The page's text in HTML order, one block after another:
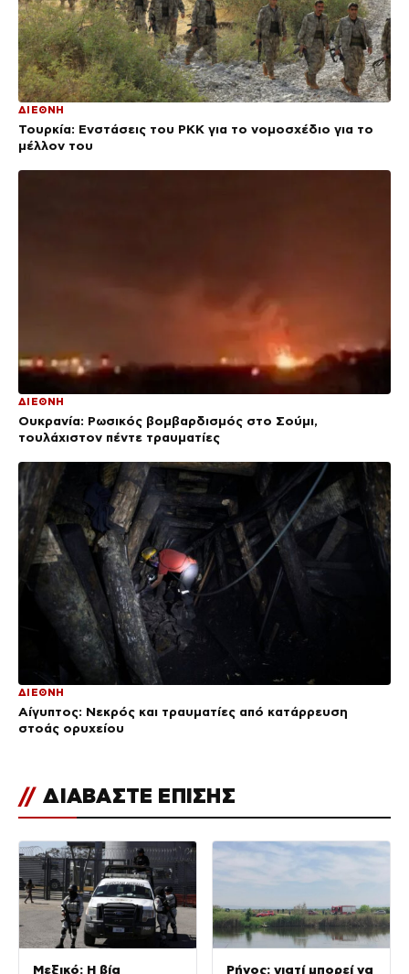
ΔΙΕΘΝΗ
Τουρκία: Ενστάσεις του PKK για το νομοσχέδιο για το
μέλλον του
ΔΙΕΘΝΗ
Ουκρανία: Ρωσικός βομβαρδισμός στο Σούμι,
τουλάχιστον πέντε τραυματίες
ΔΙΕΘΝΗ
Αίγυπτος: Νεκρός και τραυματίες από κατάρρευση
στοάς ορυχείου
// ΔΙΑΒΑΣΤΕ ΕΠΙΣΗΣ
Μεξικό: Η βία
Ρήνος: γιατί μπορεί να